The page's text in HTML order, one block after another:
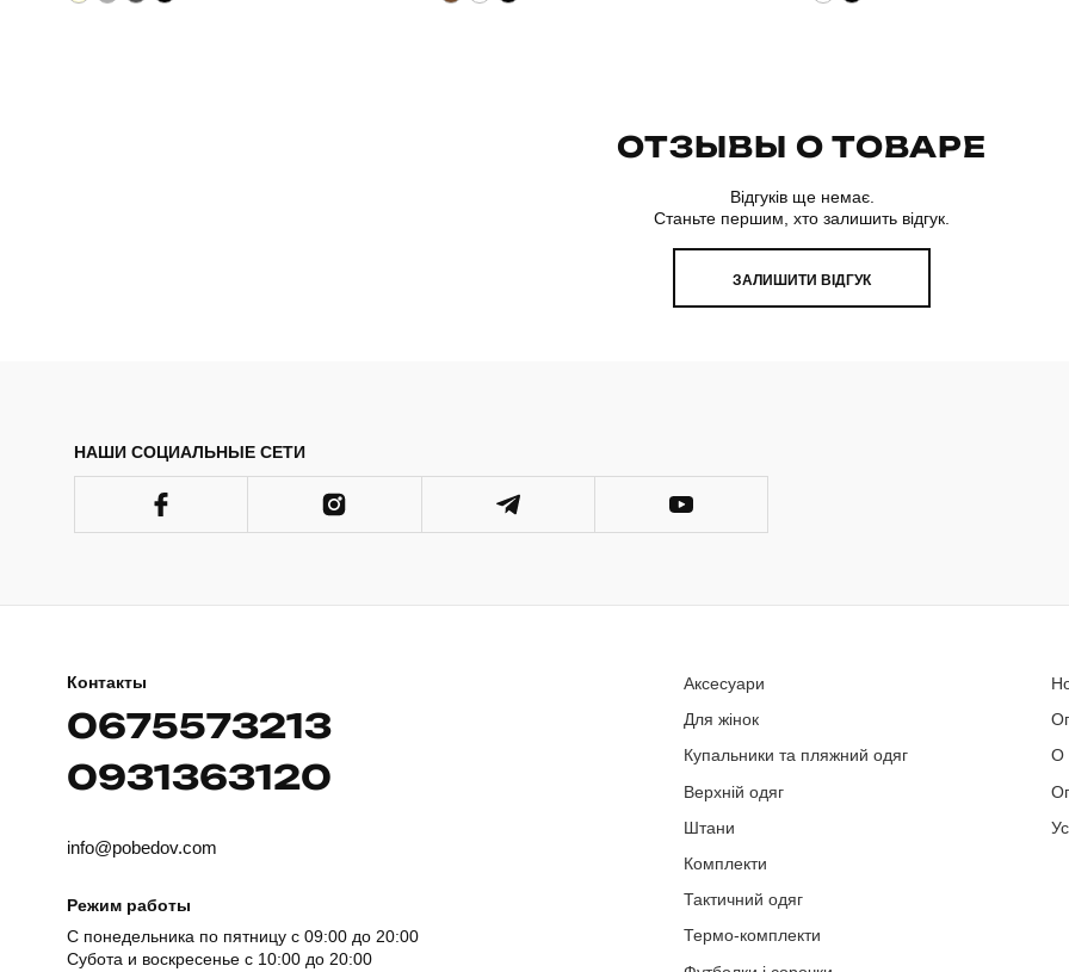
ОТЗЫВЫ О ТОВАРЕ
Відгуків ще немає.
Станьте першим, хто залишить відгук.
ЗАЛИШИТИ ВІДГУК
НАШИ СОЦИАЛЬНЫЕ СЕТИ
Контакты
0675573213
0931363120
info@pobedov.com
Режим работы
С понедельника по пятницу с 09:00 до 20:00
Субота и воскресенье с 10:00 до 20:00
Аксесуари
Для жінок
Купальники та пляжний одяг
Верхній одяг
Штани
Комплекти
Тактичний одяг
Термо-комплекти
О